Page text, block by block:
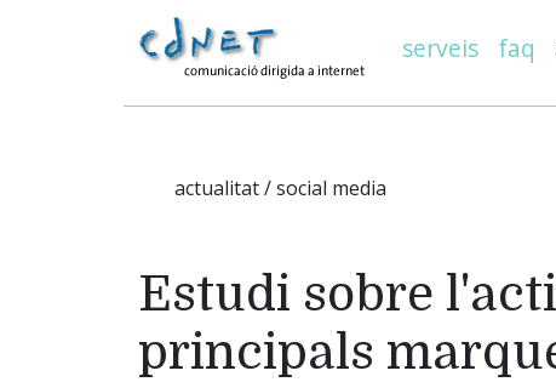
serveis faq
actualitat / social media
Estudi sobre
principals